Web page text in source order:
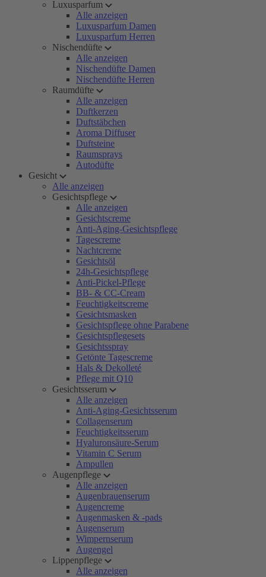
Luxusparfum
Alle anzeigen
Luxusparfum Damen
Luxusparfum Herren
Nischendüfte
Alle anzeigen
Nischendüfte Damen
Nischendüfte Herren
Raumdüfte
Alle anzeigen
Duftkerzen
Duftstäbchen
Aroma Diffuser
Duftsteine
Raumsprays
Autodüfte
Gesicht
Alle anzeigen
Gesichtspflege
Alle anzeigen
Gesichtscreme
Anti-Aging-Gesichtspflege
Tagescreme
Nachtcreme
Gesichtsöl
24h-Gesichtspflege
Anti-Pickel-Pflege
BB- & CC-Cream
Feuchtigkeitscreme
Gesichtsmasken
Gesichtspflege ohne Parabene
Gesichtspflegesets
Gesichtsspray
Getönte Tagescreme
Hals & Dekolleté
Pflege mit Q10
Gesichtsserum
Alle anzeigen
Anti-Aging-Gesichtsserum
Collagenserum
Feuchtigkeitsserum
Hyaluronsäure-Serum
Vitamin C Serum
Ampullen
Augenpflege
Alle anzeigen
Augenbrauenserum
Augencreme
Augenmasken & -pads
Augenserum
Wimpernserum
Augengel
Lippenpflege
Alle anzeigen